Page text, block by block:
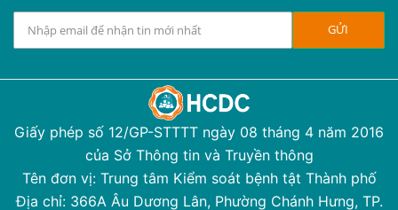
Giấy phép số 12/GP-STTTT ngày 08 tháng 4 năm 2016
của Sở Thông tin và Truyền thông
Tên đơn vị: Trung tâm Kiểm soát bệnh tật Thành phố
Địa chỉ: 366A Âu Dương Lân, Phường Chánh Hưng, TP.